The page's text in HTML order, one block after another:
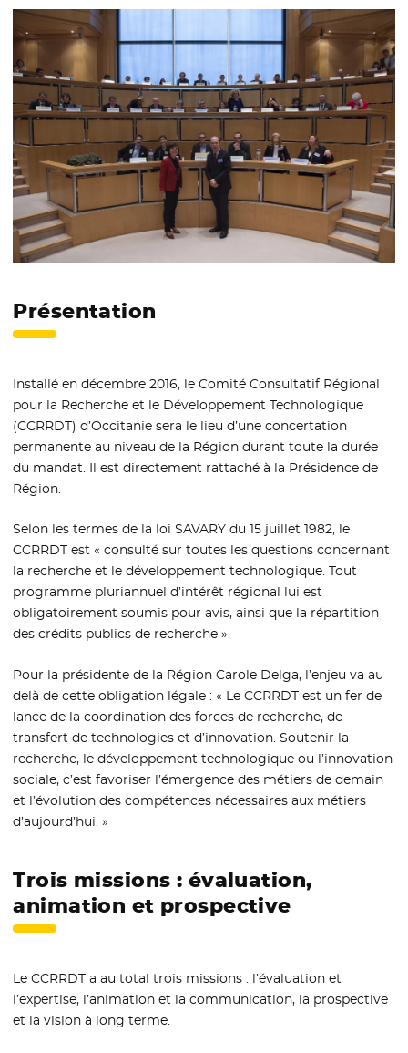
Présentation
Installé en décembre 2016, le Comité Consultatif Régional
pour la Recherche et le Développement Technologique
(CCRRDT) d’Occitanie sera le lieu d’une concertation
permanente au niveau de la Région durant toute la durée
du mandat. Il est directement rattaché à la Présidence de
Région.
Selon les termes de la loi SAVARY du 15 juillet 1982, le
CCRRDT est « consulté sur toutes les questions concernant
la recherche et le développement technologique. Tout
programme pluriannuel d’intérêt régional lui est
obligatoirement soumis pour avis, ainsi que la répartition
des crédits publics de recherche ».
Pour la présidente de la Région Carole Delga, l’enjeu va au-
delà de cette obligation légale : « Le CCRRDT est un fer de
lance de la coordination des forces de recherche, de
transfert de technologies et d’innovation. Soutenir la
recherche, le développement technologique ou l’innovation
sociale, c’est favoriser l’émergence des métiers de demain
et l’évolution des compétences nécessaires aux métiers
d’aujourd’hui. »
Trois missions : évaluation,
animation et prospective
Le CCRRDT a au total trois missions : l’évaluation et
l’expertise, l’animation et la communication, la prospective
et la vision à long terme.